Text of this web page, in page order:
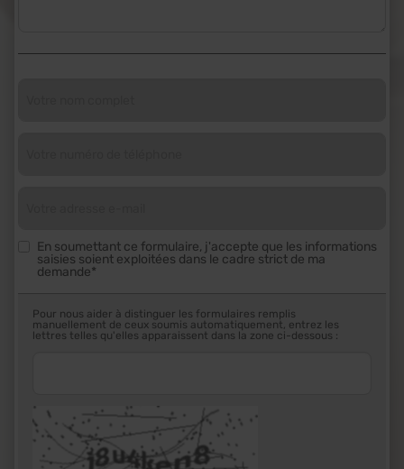
En soumettant ce formulaire, j'accepte que les informations
saisies soient exploitées dans le cadre strict de ma
demande*
Pour nous aider à distinguer les formulaires remplis
manuellement de ceux soumis automatiquement, entrez les
lettres telles qu'elles apparaissent dans la zone ci-dessous :